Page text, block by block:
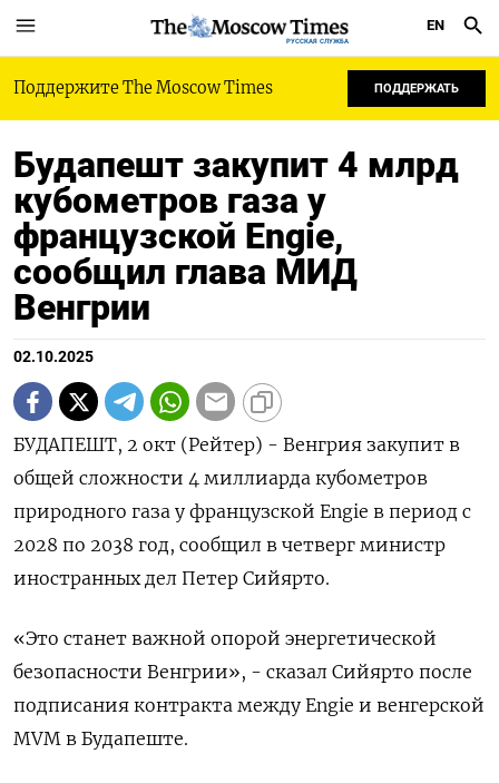
РУССКАЯ СЛУЖБА
EN
Поддержите The Moscow Times ПОДДЕРЖАТЬ
Будапешт закупит 4 млрд
кубометров газа у
французской Engie,
сообщил глава МИД
Венгрии
02.10.2025
БУДАПЕШТ, 2 окт (Рейтер) - Венгрия закупит в
общей сложности 4 миллиарда кубометров
природного газа у французской Engie в период с
2028 по 2038 год, сообщил в четверг министр
иностранных дел Петер Сийярто.
«Это станет важной опорой энергетической
безопасности Венгрии», - сказал Сийярто после
подписания контракта между Engie и венгерской
MVM в Будапеште.